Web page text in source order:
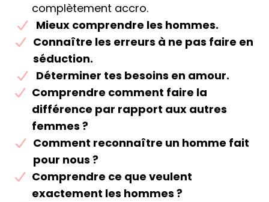
complètement accro.
​Mieux comprendre les hommes.
​​Connaître les erreurs à ne pas faire en
séduction.
​​Déterminer tes besoins en amour.
Comprendre comment faire la
différence par rapport aux autres
femmes ?
​Comment reconnaître un homme fait
pour nous ?
​​Comprendre ce que veulent
exactement les hommes ?